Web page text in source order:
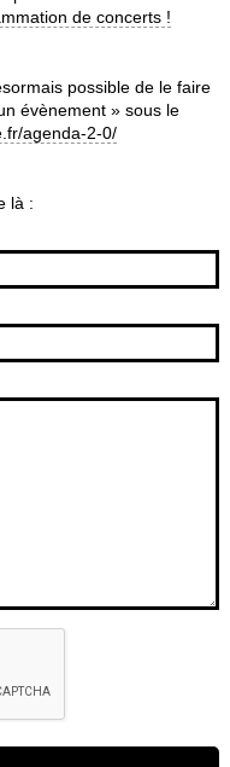
de concerts !
possible de le faire
évènement » sous le
agenda-2-0/
là :